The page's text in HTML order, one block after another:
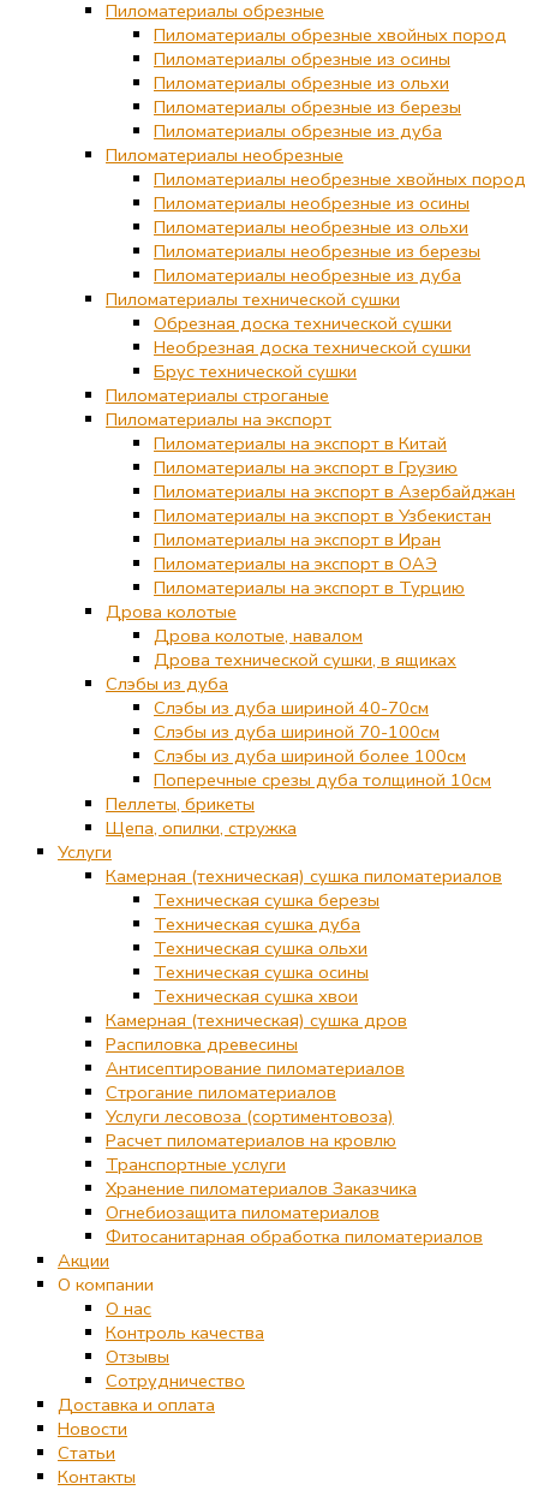
Пиломатериалы обрезные
Пиломатериалы обрезные хвойных пород
Пиломатериалы обрезные из осины
Пиломатериалы обрезные из ольхи
Пиломатериалы обрезные из березы
Пиломатериалы обрезные из дуба
Пиломатериалы необрезные
Пиломатериалы необрезные хвойных пород
Пиломатериалы необрезные из осины
Пиломатериалы необрезные из ольхи
Пиломатериалы необрезные из березы
Пиломатериалы необрезные из дуба
Пиломатериалы технической сушки
Обрезная доска технической сушки
Необрезная доска технической сушки
Брус технической сушки
Пиломатериалы строганые
Пиломатериалы на экспорт
Пиломатериалы на экспорт в Китай
Пиломатериалы на экспорт в Грузию
Пиломатериалы на экспорт в Азербайджан
Пиломатериалы на экспорт в Узбекистан
Пиломатериалы на экспорт в Иран
Пиломатериалы на экспорт в ОАЭ
Пиломатериалы на экспорт в Турцию
Дрова колотые
Дрова колотые, навалом
Дрова технической сушки, в ящиках
Слэбы из дуба
Слэбы из дуба шириной 40-70см
Слэбы из дуба шириной 70-100см
Слэбы из дуба шириной более 100см
Поперечные срезы дуба толщиной 10см
Пеллеты, брикеты
Щепа, опилки, стружка
Услуги
Камерная (техническая) сушка пиломатериалов
Техническая сушка березы
Техническая сушка дуба
Техническая сушка ольхи
Техническая сушка осины
Техническая сушка хвои
Камерная (техническая) сушка дров
Распиловка древесины
Антисептирование пиломатериалов
Строгание пиломатериалов
Услуги лесовоза (сортиментовоза)
Расчет пиломатериалов на кровлю
Транспортные услуги
Хранение пиломатериалов Заказчика
Огнебиозащита пиломатериалов
Фитосанитарная обработка пиломатериалов
Акции
О компании
О нас
Контроль качества
Отзывы
Сотрудничество
Доставка и оплата
Новости
Статьи
Контакты